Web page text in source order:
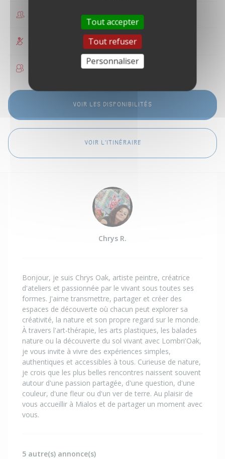
Non accessible PMR
Enfants acceptés
VOIR LES DISPONIBILITÉS
VOIR L'ITINÉRAIRE
Chrys R.
Bonjour, je suis Chrys Oak, artiste peintre, créatrice
d'ateliers et passionnée par le vivant sous toutes ses
formes. J'aime transmettre, partager et créer des
espaces de découverte où chacun peut explorer sa
créativité, la nature et son propre regard sur le monde.
À travers l'art-thérapie, les arts plastiques, les balades
nature ou la découverte du sol vivant avec Lombri'Oak,
je vous invite à vivre des expériences simples,
authentiques et accessibles à tous. Curieuse de nature,
je crois que les plus belles rencontres naissent souvent
autour d'une passion partagée, d'une question, d'une
couleur, d'une fleur ou d'un ver de terre. Au plaisir de
vous accueillir à Mialos et de partager un moment avec
vous.
5 autre(s) annonce(s)
Tout accepter
Tout refuser
Personnaliser